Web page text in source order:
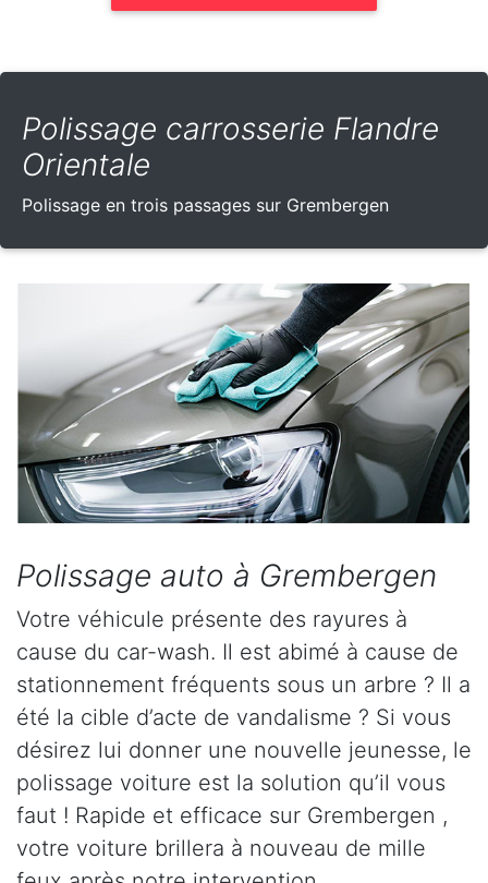
Polissage carrosserie Flandre
Orientale
Polissage en trois passages sur Grembergen
Polissage auto à Grembergen
Votre véhicule présente des rayures à
cause du car-wash. Il est abimé à cause de
stationnement fréquents sous un arbre ? Il a
été la cible d’acte de vandalisme ? Si vous
désirez lui donner une nouvelle jeunesse, le
polissage voiture est la solution qu’il vous
faut ! Rapide et efficace sur Grembergen ,
votre voiture brillera à nouveau de mille